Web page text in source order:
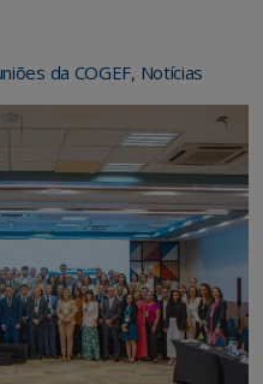
da COGEF, Notícias